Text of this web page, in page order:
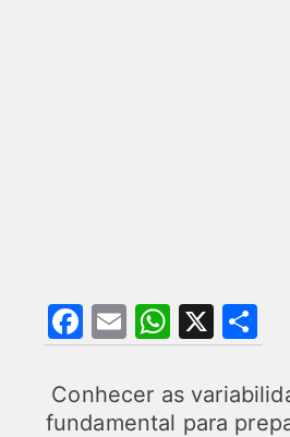
F
a
c
e
E
m
ai
l
W
h
at
s
X
h
ar
e
Conhecer as
fundamental para